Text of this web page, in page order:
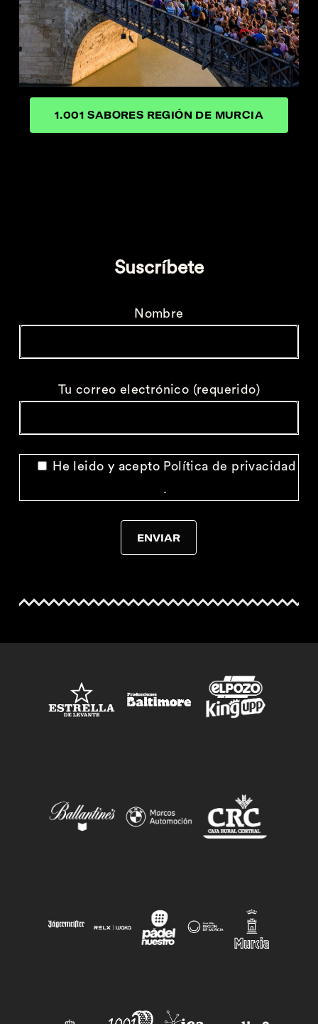
1.001 SABORES REGIÓN DE MURCIA
Suscríbete
Nombre
Tu correo electrónico (requerido)
He leido y acepto Política de privacidad
.